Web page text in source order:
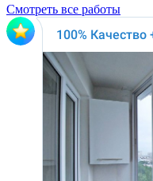
Смотреть все работы